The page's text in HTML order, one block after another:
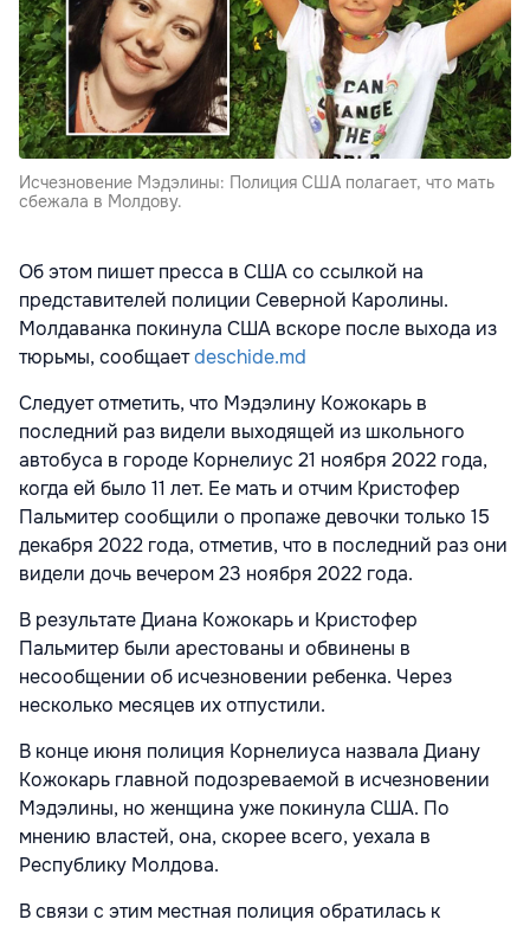
Исчезновение Мэдэлины: Полиция США полагает, что мать
сбежала в Молдову.
Об этом пишет пресса в США со ссылкой на
представителей полиции Северной Каролины.
Молдаванка покинула США вскоре после выхода из
тюрьмы, сообщаетdeschide.md
Следует отметить, что Мэдэлину Кожокарь в
последний раз видели выходящей из школьного
автобуса в городе Корнелиус 21 ноября 2022 года,
когда ей было 11 лет. Ее мать и отчим Кристофер
Пальмитер сообщили о пропаже девочки только 15
декабря 2022 года, отметив, что в последний раз они
видели дочь вечером 23 ноября 2022 года.
В результате Диана Кожокарь и Кристофер
Пальмитер были арестованы и обвинены в
несообщении об исчезновении ребенка. Через
несколько месяцев их отпустили.
В конце июня полиция Корнелиуса назвала Диану
Кожокарь главной подозреваемой в исчезновении
Мэдэлины, но женщина уже покинула США. По
мнению властей, она, скорее всего, уехала в
Республику Молдова.
В связи с этим местная полиция обратилась к